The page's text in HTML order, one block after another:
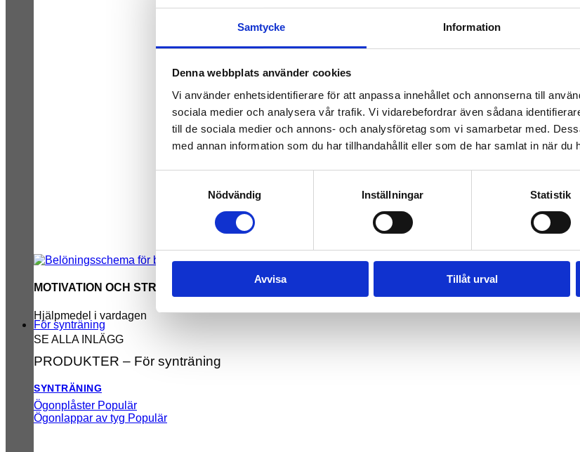
Samtycke Information
Denna webbplats använder cookies
Vi använder enhetsidentifierare för att anpassa innehållet och annonserna till
sociala medier och analysera vår trafik. Vi vidarebefordrar även sådana
till de sociala medier och annons- och analysföretag som vi samarbetar med.
med annan information som du har tillhandahållit eller som de har samlat in när du
Nödvändig
Inställningar Statistik
Avvisa Tillåt urval
MOTIVATION OCH STRUKTUR
Hjälpmedel i vardagen
SE ALLA INLÄGG
För synträning
PRODUKTER – För synträning
SYNTRÄNING
Ögonplåster
Ögonlappar av tyg